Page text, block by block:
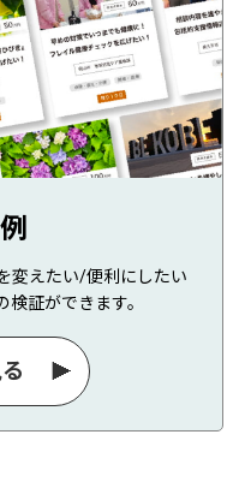
変えたい/便利にしたい
証ができます。